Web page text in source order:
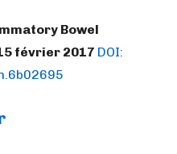
Bowel
février 2017 DOI: